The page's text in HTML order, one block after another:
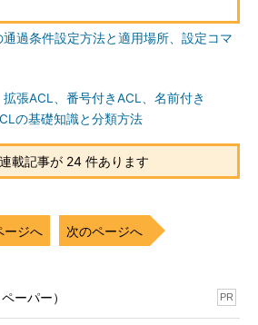
通過条件設定方法と適用場所、設定コマ
張ACL、番号付きACL、名前付き
の基礎知識と分類方法
載記事が 24 件あります
ージへ 次のページへ
ーパー） PR